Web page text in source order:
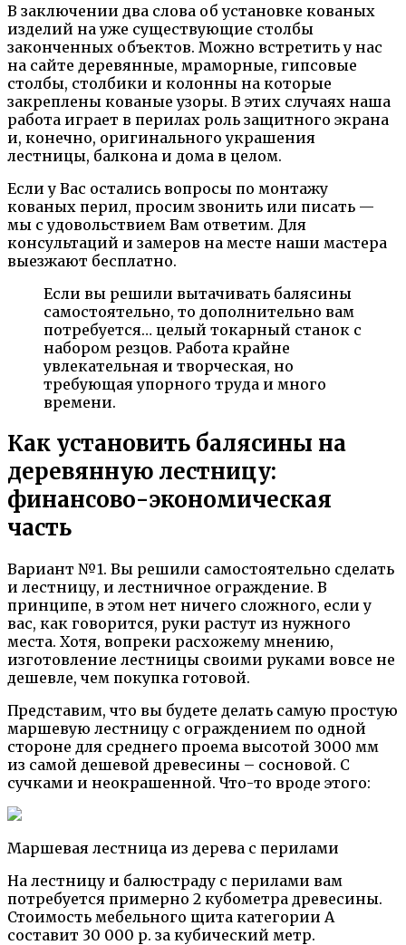
В заключении два слова об установке кованых
изделий на уже существующие столбы
законченных объектов. Можно встретить у нас
на сайте деревянные, мраморные, гипсовые
столбы, столбики и колонны на которые
закреплены кованые узоры. В этих случаях наша
работа играет в перилах роль защитного экрана
и, конечно, оригинального украшения
лестницы, балкона и дома в целом.
Если у Вас остались вопросы по монтажу
кованых перил, просим звонить или писать —
мы с удовольствием Вам ответим. Для
консультаций и замеров на месте наши мастера
выезжают бесплатно.
Если вы решили вытачивать балясины
самостоятельно, то дополнительно вам
потребуется… целый токарный станок с
набором резцов. Работа крайне
увлекательная и творческая, но
требующая упорного труда и много
времени.
Как установить балясины на
деревянную лестницу:
финансово-экономическая
часть
Вариант №1. Вы решили самостоятельно сделать
и лестницу, и лестничное ограждение. В
принципе, в этом нет ничего сложного, если у
вас, как говорится, руки растут из нужного
места. Хотя, вопреки расхожему мнению,
изготовление лестницы своими руками вовсе не
дешевле, чем покупка готовой.
Представим, что вы будете делать самую простую
маршевую лестницу с ограждением по одной
стороне для среднего проема высотой 3000 мм
из самой дешевой древесины – сосновой. С
сучками и неокрашенной. Что-то вроде этого:
Маршевая лестница из дерева с перилами
На лестницу и балюстраду с перилами вам
потребуется примерно 2 кубометра древесины.
Стоимость мебельного щита категории А
составит 30 000 р. за кубический метр.